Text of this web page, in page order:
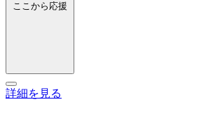
ここから応援
詳細を見る